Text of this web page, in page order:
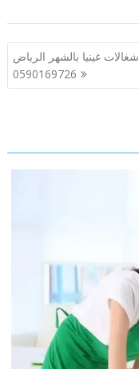
شغالات غينيا بالشهر الرياض
0590169726